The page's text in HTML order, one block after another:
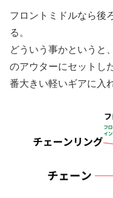
フロントミドルなら後
る。
どういう事かというと
のアウターにセットし
番大きい軽いギアに入